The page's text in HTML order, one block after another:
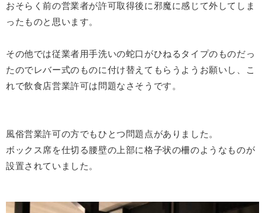
おそらく前の営業者が許可取得後に邪魔に感じて外してしま
ったものと思います。
その他では従業者用手洗いの蛇口がひねるタイプのものだっ
たのでレバー式のものに付け替えてもらうようお願いし、こ
れで飲食店営業許可は問題なさそうです。
風俗営業許可の方でもひとつ問題点がありました。
ボックス席を仕切る腰壁の上部に格子状の柵のようなものが
設置されていました。